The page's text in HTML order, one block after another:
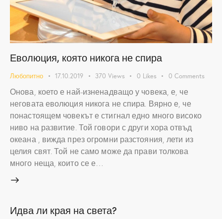
Еволюция, която никога не спира
Любопитно 17.10.2019 370 Views 0 Likes 0 Comments
Онова, което е най-изненадващо у човека, е, че
неговата еволюция никога не спира. Вярно е, че
понастоящем човекът е стигнал едно много високо
ниво на развитие. Той говори с други хора отвъд
океана , вижда през огромни разстояния, лети из
целия свят. Той не само може да прави толкова
много неща, които се е…
Идва ли края на света?